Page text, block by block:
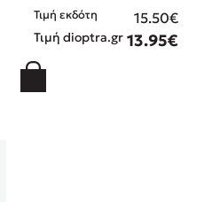
Τιμή εκδότη 15.50€
Τιμή dioptra.gr 13.95€